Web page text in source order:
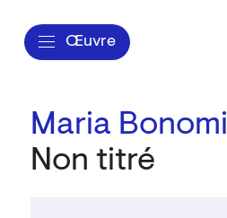
Œuvre
Maria Bonomi
Non titré